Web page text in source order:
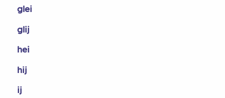
glei
glij
hei
hij
ij